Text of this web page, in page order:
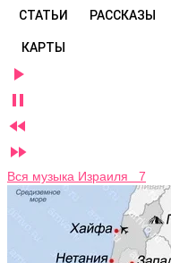
СТАТЬИ РАССКАЗЫ
КАРТЫ




Вся музыка Израиля 7